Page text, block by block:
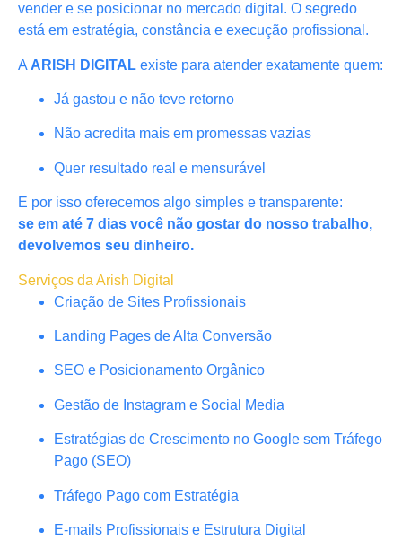
vender e se posicionar no mercado digital. O segredo
está em estratégia, constância e execução profissional.
A ARISH DIGITAL existe para atender exatamente quem:
Já gastou e não teve retorno
Não acredita mais em promessas vazias
Quer resultado real e mensurável
E por isso oferecemos algo simples e transparente:
se em até 7 dias você não gostar do nosso trabalho,
devolvemos seu dinheiro.
Serviços da Arish Digital
Criação de Sites Profissionais
Landing Pages de Alta Conversão
SEO e Posicionamento Orgânico
Gestão de Instagram e Social Media
Estratégias de Crescimento no Google sem Tráfego
Pago (SEO)
Tráfego Pago com Estratégia
E-mails Profissionais e Estrutura Digital